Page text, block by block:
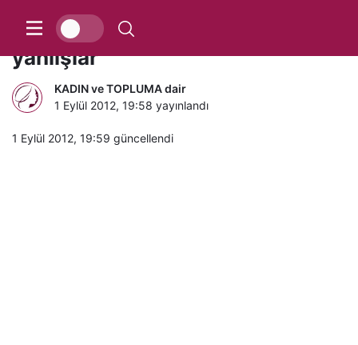
Doğru bildiğimizi sandığımız
yanlışlar
KADIN ve TOPLUMA dair
1 Eylül 2012, 19:58 yayınlandı
1 Eylül 2012, 19:59 güncellendi